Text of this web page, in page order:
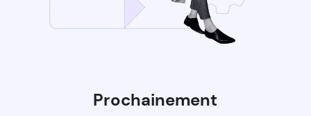
Prochainement